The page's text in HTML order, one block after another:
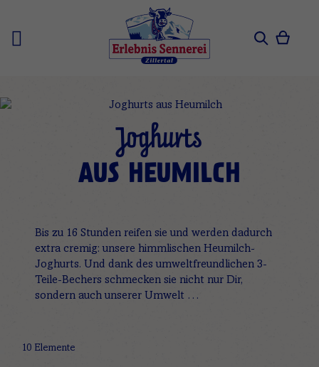
springen
Search
Joghurts
AUS HEUMILCH
Bis zu 16 Stunden reifen sie und werden dadurch
extra cremig: unsere himmlischen Heumilch-
Joghurts. Und dank des umweltfreundlichen 3-
Teile-Bechers schmecken sie nicht nur Dir,
sondern auch unserer Umwelt …
10 Elemente